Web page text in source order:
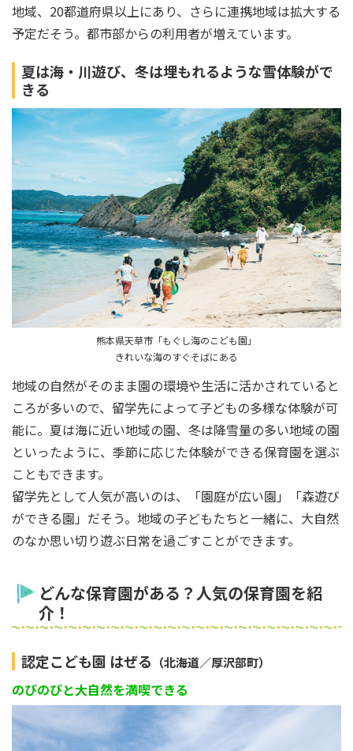
地域、20都道府県以上にあり、さらに連携地域は拡大する
予定だそう。都市部からの利用者が増えています。
夏は海・川遊び、冬は埋もれるような雪体験がで
きる
熊本県天草市「もぐし海のこども園」
きれいな海のすぐそばにある
地域の自然がそのまま園の環境や生活に活かされていると
ころが多いので、留学先によって子どもの多様な体験が可
能に。夏は海に近い地域の園、冬は降雪量の多い地域の園
といったように、季節に応じた体験ができる保育園を選ぶ
こともできます。
留学先として人気が高いのは、「園庭が広い園」「森遊び
ができる園」だそう。地域の子どもたちと一緒に、大自然
のなか思い切り遊ぶ日常を過ごすことができます。
どんな保育園がある？人気の保育園を紹
介！
認定こども園 はぜる （北海道／厚沢部町）
のびのびと大自然を満喫できる